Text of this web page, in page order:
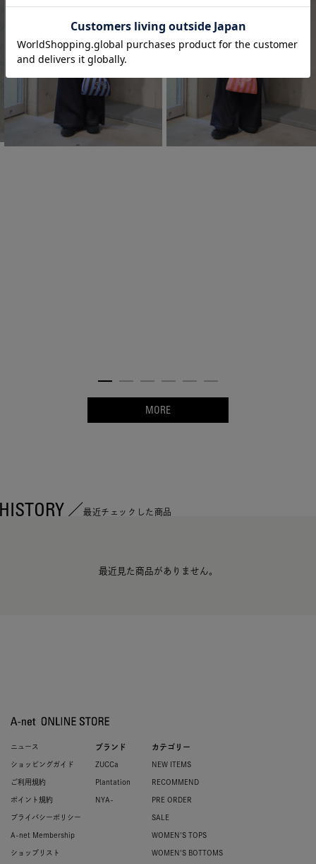
MORE
最近チェックした商品
最近見た商品がありません。
ニュース
ショッピングガイド
ご利用規約
ポイント規約
プライバシーポリシー
A-net Membership
ショップリスト
ブランド
ZUCCa
Plantation
NYA-
カテゴリー
NEW ITEMS
RECOMMEND
PRE ORDER
SALE
WOMEN'S TOPS
WOMEN'S BOTTOMS